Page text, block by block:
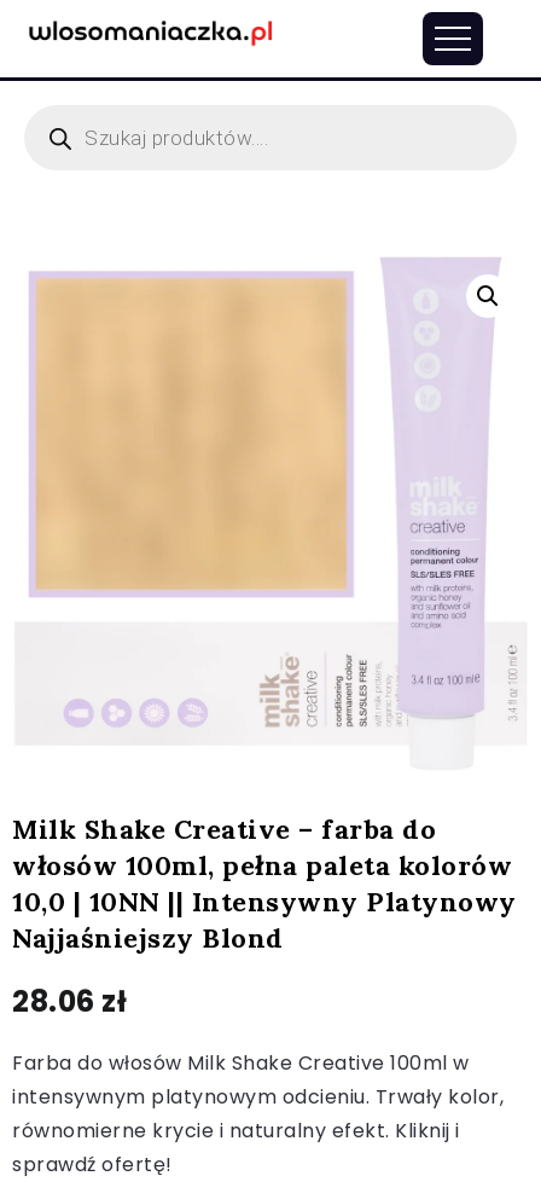
Milk Shake Creative – farba do
włosów 100ml, pełna paleta kolorów
10,0 | 10NN || Intensywny Platynowy
Najjaśniejszy Blond
28.06 zł
Farba do włosów Milk Shake Creative 100ml w
intensywnym platynowym odcieniu. Trwały kolor,
równomierne krycie i naturalny efekt. Kliknij i
sprawdź ofertę!